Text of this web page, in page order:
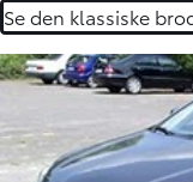
Se den klassiske